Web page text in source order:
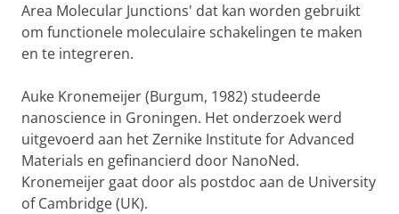
Area Molecular Junctions' dat kan worden gebruikt
om functionele moleculaire schakelingen te maken
en te integreren.
Auke Kronemeijer (Burgum, 1982) studeerde
nanoscience in Groningen. Het onderzoek werd
uitgevoerd aan het Zernike Institute for Advanced
Materials en gefinancierd door NanoNed.
Kronemeijer gaat door als postdoc aan de University
of Cambridge (UK).